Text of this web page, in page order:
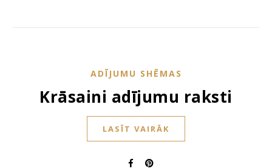
ADĪJUMU SHĒMAS
Krāsaini adījumu raksti
LASĪT VAIRĀK